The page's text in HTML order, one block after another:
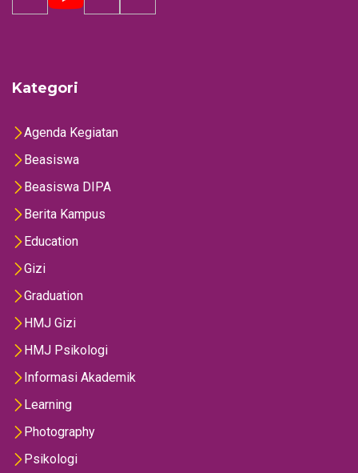
Kategori
Agenda Kegiatan
Beasiswa
Beasiswa DIPA
Berita Kampus
Education
Gizi
Graduation
HMJ Gizi
HMJ Psikologi
Informasi Akademik
Learning
Photography
Psikologi